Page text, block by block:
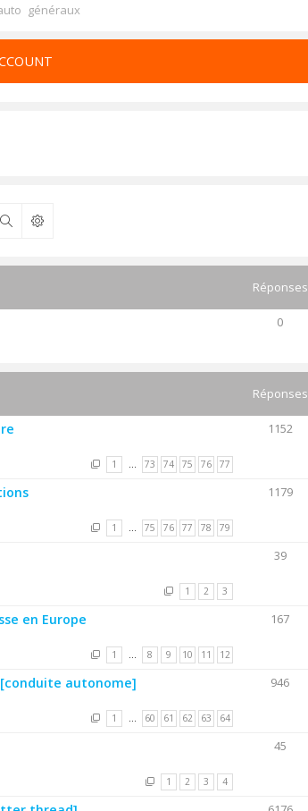
généraux
Rechercher
Réponses
0
Réponses
1 … 73 74 75 76 77
1152
1 … 75 76 77 78 79
1179
1 2 3
39
en Europe
1 … 8 9 10 11 12
167
autonome]
1 … 60 61 62 63 64
946
1 2 3 4
45